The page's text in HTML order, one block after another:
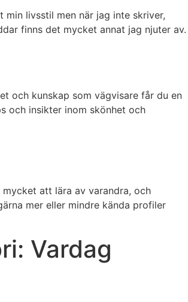
min livsstil men när jag inte skriver,
finns det mycket annat jag njuter av.
och kunskap som vägvisare får du en
och insikter inom skönhet och
att lära av varandra, och
mer eller mindre kända profiler
Vardag